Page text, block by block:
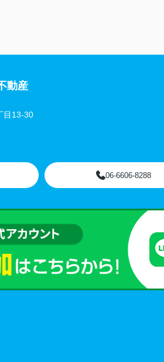
動産
目13-30
06-6606-8288